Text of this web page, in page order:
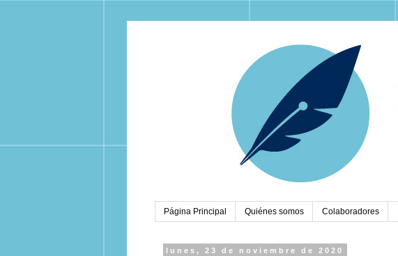
Página Principal Quiénes somos Colaboradores
lunes, 23 de noviembre de 2020